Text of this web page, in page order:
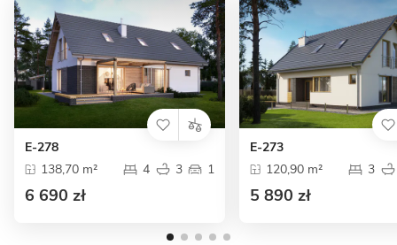
E-278
138,70 m²
4 3 1
6 690 zł
E-273
120,90 m²
3
5 890 zł